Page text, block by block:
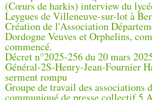
(Cœurs de harkis) interview du
Leygues de Villeneuve-sur-lot à
Création de l'Association
Dordogne Veuves et Orphelins,
commencé.
Décret n°2025-256 du 20 mars
Général-2S-Henry-Jean-Fournier
serment rompu
Groupe de travail des associations